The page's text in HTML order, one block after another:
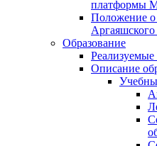
платформы
Положение о
Образование
Описание